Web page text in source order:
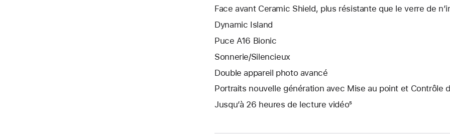
Face avant Ceramic Shield, plus résistante que le verre de
Dynamic Island
Puce A16 Bionic
Sonnerie/Silencieux
Double appareil photo avancé
Portraits nouvelle génération avec Mise au point et Contrôle
Jusqu’à 26 heures de lecture vidéo⁵